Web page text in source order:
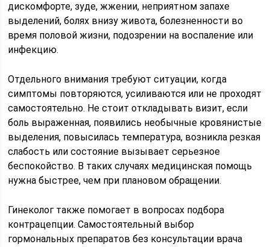
дискомфорте, зуде, жжении, неприятном запахе
выделений, болях внизу живота, болезненности во
время половой жизни, подозрении на воспаление или
инфекцию.
Отдельного внимания требуют ситуации, когда
симптомы повторяются, усиливаются или не проходят
самостоятельно. Не стоит откладывать визит, если
боль выраженная, появились необычные кровянистые
выделения, повысилась температура, возникла резкая
слабость или состояние вызывает серьезное
беспокойство. В таких случаях медицинская помощь
нужна быстрее, чем при плановом обращении.
Гинеколог также помогает в вопросах подбора
контрацепции. Самостоятельный выбор
гормональных препаратов без консультации врача